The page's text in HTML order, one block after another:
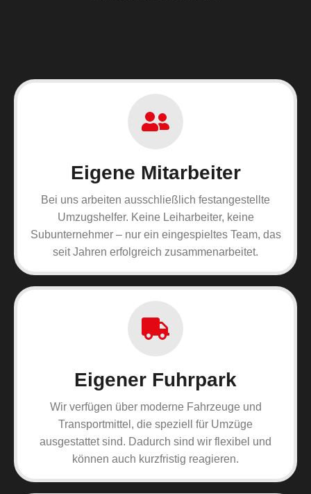
Eigene Mitarbeiter
Bei uns arbeiten ausschließlich festangestellte
Umzugshelfer. Keine Leiharbeiter, keine
Subunternehmer – nur ein eingespieltes Team, das
seit Jahren erfolgreich zusammenarbeitet.
Eigener Fuhrpark
Wir verfügen über moderne Fahrzeuge und
Transportmittel, die speziell für Umzüge
ausgestattet sind. Dadurch sind wir flexibel und
können auch kurzfristig reagieren.